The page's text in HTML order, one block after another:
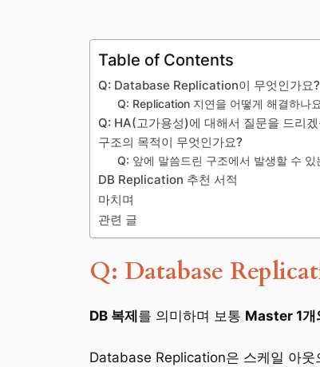
Table of Contents
Q: Database Replication이 무엇인가요?
Q: Replication 지연을 어떻게 해결하나
Q: HA(고가용성)에 대해서 질문을 드리
구조의 목적이 무엇인가요?
Q: 앞에 말씀드린 구조에서 발생할 수
DB Replication 추천 서적
마치며
관련 글
Q: Database
DB 복제 를 의미하며 보통 Master 1개
Database Replication은 스케일 아웃